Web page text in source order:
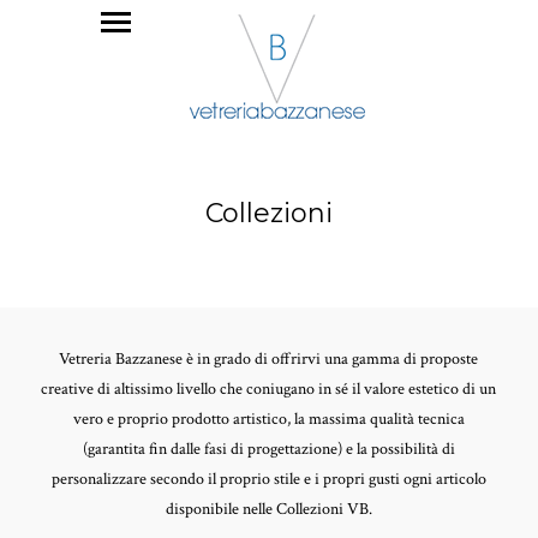
Collezioni
Vetreria Bazzanese è in grado di offrirvi una gamma di proposte
creative di altissimo livello che coniugano in sé il valore estetico di un
vero e proprio prodotto artistico, la massima qualità tecnica
(garantita fin dalle fasi di progettazione) e la possibilità di
personalizzare secondo il proprio stile e i propri gusti ogni articolo
disponibile nelle Collezioni VB.